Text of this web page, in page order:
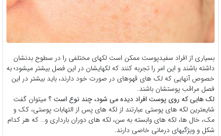
بسیاری از افراد سفیدپوست ممکن است لکهای مختلفی را در سطوح بدنشان
داشته باشند و این امر را تجربه کنند که لکهایشان در این فصل بیشتر میشود؛ به
خصوص آنهایی که لک های قهوهای در صورت خود دارند، باید بیشتر در این
فصل مراقب پوستشان باشند.
لک هایی که روی پوست افراد دیده می شود، چند نوع است ؟میتوان گفت
شایعترین لکه های پوستی عبارتند از لکه های پس از التهابات پوستی، کک و
مک، خال ها، لکه های وابسته به سن، لکه های دوران بارداری و… که هر کدام
شکل و ویژگیهای درمانی خاصی دارند.